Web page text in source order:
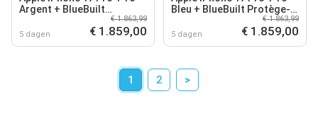
Argent + BlueBuilt
Protège-écran Verre
5 dagen
€ 1.863,99
€ 1.859,00
Bleu + BlueBuilt Protège-
5 dagen
€ 1.863,99
€ 1.859,00
1 2 >